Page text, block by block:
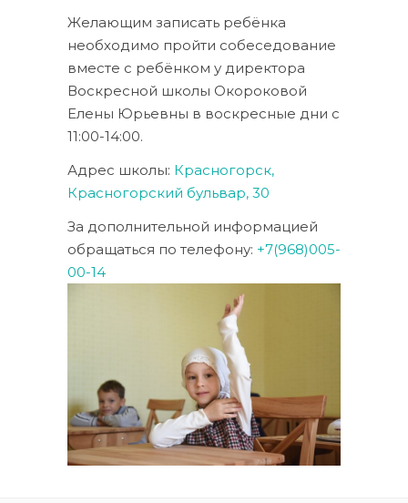
Желающим записать ребёнка
необходимо пройти собеседование
вместе с ребёнком у директора
Воскресной школы Окороковой
Елены Юрьевны в воскресные дни с
11:00-14:00.
Адрес школы: Красногорск,
Красногорский бульвар, 30
За дополнительной информацией
обращаться по телефону: +7(968)005-
00-14